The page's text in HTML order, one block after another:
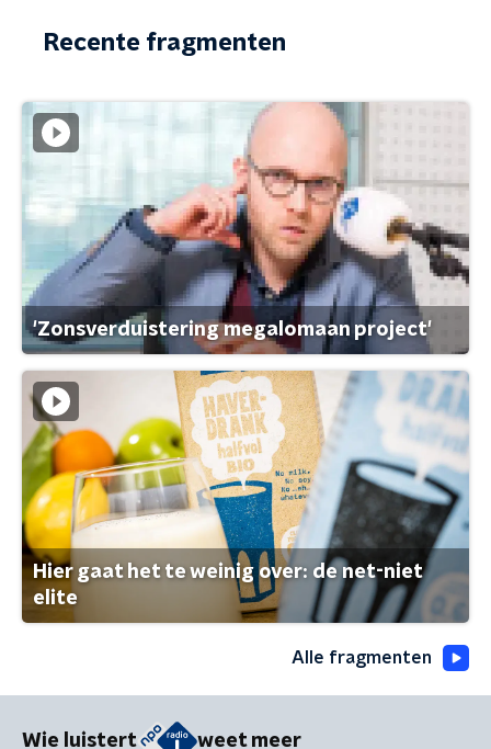
Recente fragmenten
'Zonsverduistering megalomaan project'
Hier gaat het te weinig over: de net-niet
elite
Alle fragmenten
Wie luistert weet meer